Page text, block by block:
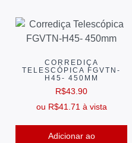
CORREDIÇA
TELESCÓPICA FGVTN-
H45- 450MM
R$43.90
ou R$41.71 à vista
Adicionar ao